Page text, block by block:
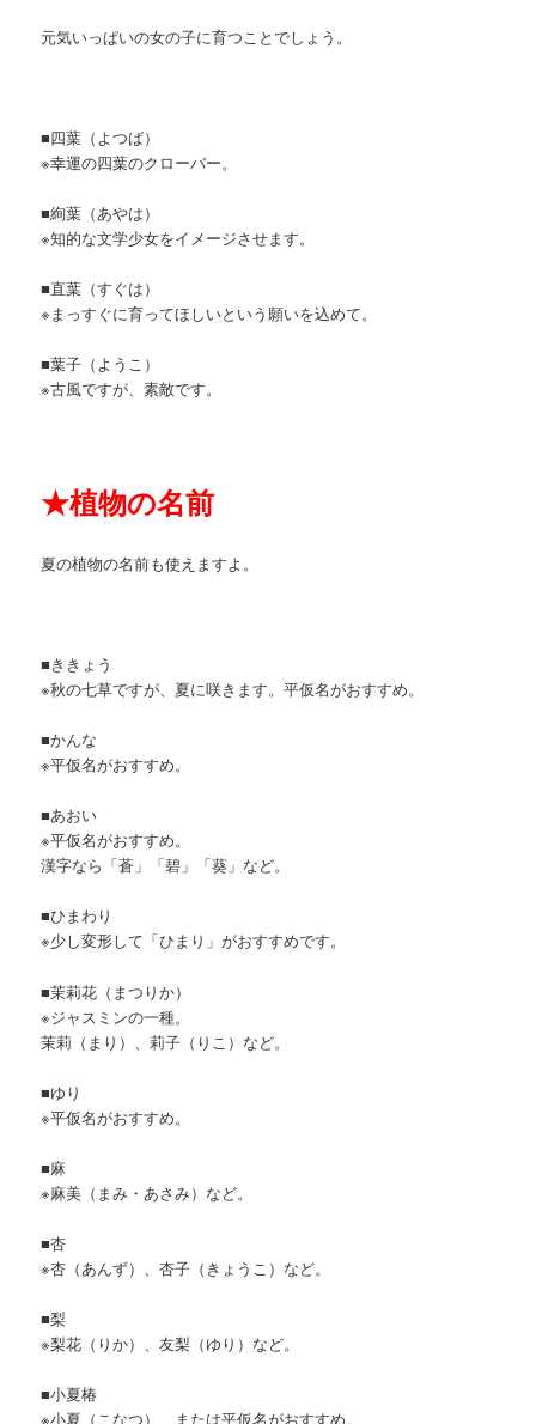
元気いっぱいの女の子に育つことでしょう。
■四葉（よつば）
※幸運の四葉のクローバー。
■絢葉（あやは）
※知的な文学少女をイメージさせます。
■直葉（すぐは）
※まっすぐに育ってほしいという願いを込めて。
■葉子（ようこ）
※古風ですが、素敵です。
★植物の名前
夏の植物の名前も使えますよ。
■ききょう
※秋の七草ですが、夏に咲きます。平仮名がおすすめ。
■かんな
※平仮名がおすすめ。
■あおい
※平仮名がおすすめ。
漢字なら「蒼」「碧」「葵」など。
■ひまわり
※少し変形して「ひまり」がおすすめです。
■茉莉花（まつりか）
※ジャスミンの一種。
茉莉（まり）、莉子（りこ）など。
■ゆり
※平仮名がおすすめ。
■麻
※麻美（まみ・あさみ）など。
■杏
※杏（あんず）、杏子（きょうこ）など。
■梨
※梨花（りか）、友梨（ゆり）など。
■小夏椿
※小夏（こなつ）、または平仮名がおすすめ。